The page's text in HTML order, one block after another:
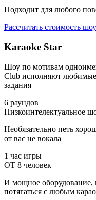
Подходит для любого
Рассчитать стоимость шоу
Karaoke Star
Шоу по мотивам
Club исполняют
задания
6 раундов
Низкоинтелектуальное
Необязательно петь
от вас не вокала
1 час игры
ОТ 8 человек
И мощное оборудование,
потягаться с любым